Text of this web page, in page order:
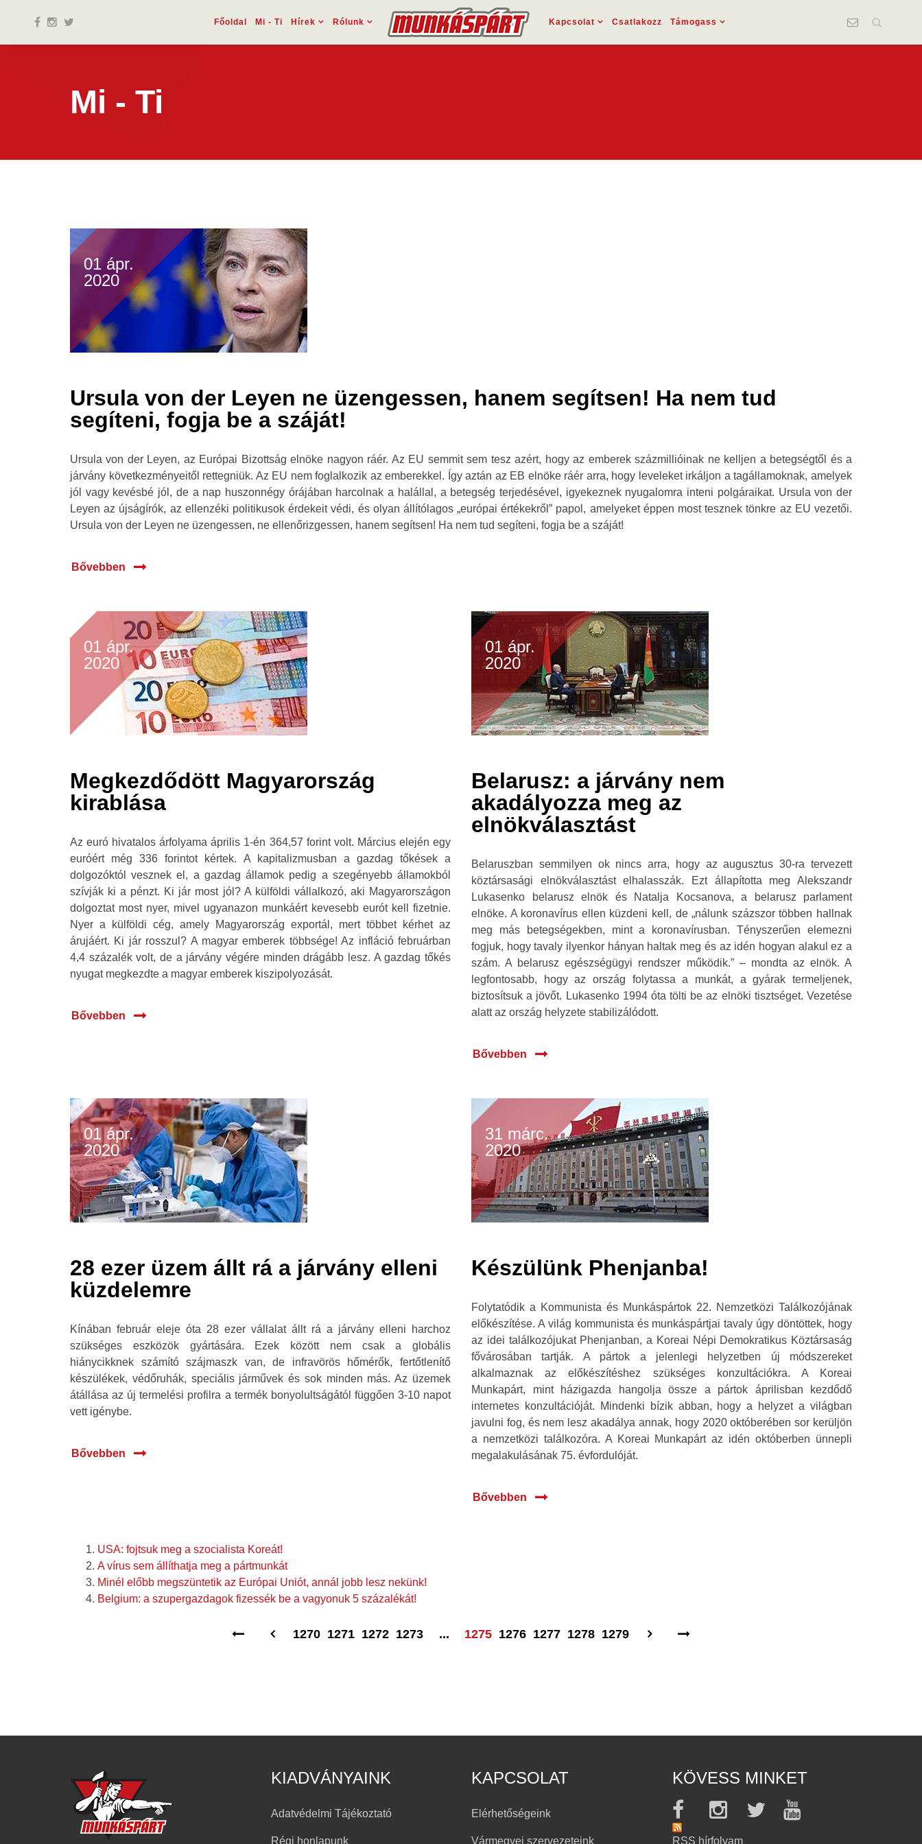
Főoldal Mi - Ti Hírek Rólunk Kapcsolat Csatlakozz Támogass
Mi - Ti
01 ápr.
2020
Ursula von der Leyen ne üzengessen, hanem segítsen! Ha nem tud
segíteni, fogja be a száját!
Ursula von der Leyen, az Európai Bizottság elnöke nagyon ráér. Az EU semmit sem tesz azért, hogy az emberek százmillióinak ne kelljen a betegségtől és a
járvány következményeitől rettegniük. Az EU nem foglalkozik az emberekkel. Így aztán az EB elnöke ráér arra, hogy leveleket irkáljon a tagállamoknak, amelyek
jól vagy kevésbé jól, de a nap huszonnégy órájában harcolnak a halállal, a betegség terjedésével, igyekeznek nyugalomra inteni polgáraikat. Ursula von der
Leyen az újságírók, az ellenzéki politikusok érdekeit védi, és olyan állítólagos „európai értékekről” papol, amelyeket éppen most tesznek tönkre az EU vezetői.
Ursula von der Leyen ne üzengessen, ne ellenőrizgessen, hanem segítsen! Ha nem tud segíteni, fogja be a száját!
Bővebben
01 ápr.
2020
Megkezdődött Magyarország
kirablása
Az euró hivatalos árfolyama április 1-én 364,57 forint volt. Március elején egy
euróért még 336 forintot kértek. A kapitalizmusban a gazdag tőkések a
dolgozóktól vesznek el, a gazdag államok pedig a szegényebb államokból
szívják ki a pénzt. Ki jár most jól? A külföldi vállalkozó, aki Magyarországon
dolgoztat most nyer, mivel ugyanazon munkáért kevesebb eurót kell fizetnie.
Nyer a külföldi cég, amely Magyarország exportál, mert többet kérhet az
árujáért. Ki jár rosszul? A magyar emberek többsége! Az infláció februárban
4,4 százalék volt, de a járvány végére minden drágább lesz. A gazdag tőkés
nyugat megkezdte a magyar emberek kiszipolyozását.
Bővebben
01 ápr.
2020
Belarusz: a járvány nem
akadályozza meg az
elnökválasztást
Belaruszban semmilyen ok nincs arra, hogy az augusztus 30-ra tervezett
köztársasági elnökválasztást elhalasszák. Ezt állapította meg Alekszandr
Lukasenko belarusz elnök és Natalja Kocsanova, a belarusz parlament
elnöke. A koronavírus ellen küzdeni kell, de „nálunk százszor többen hallnak
meg más betegségekben, mint a koronavírusban. Tényszerűen elemezni
fogjuk, hogy tavaly ilyenkor hányan haltak meg és az idén hogyan alakul ez a
szám. A belarusz egészségügyi rendszer működik.” – mondta az elnök. A
legfontosabb, hogy az ország folytassa a munkát, a gyárak termeljenek,
biztosítsuk a jövőt. Lukasenko 1994 óta tölti be az elnöki tisztséget. Vezetése
alatt az ország helyzete stabilizálódott.
Bővebben
01 ápr.
2020
28 ezer üzem állt rá a járvány elleni
küzdelemre
Kínában február eleje óta 28 ezer vállalat állt rá a járvány elleni harchoz
szükséges eszközök gyártására. Ezek között nem csak a globális
hiánycikknek számító szájmaszk van, de infravörös hőmérők, fertőtlenítő
készülékek, védőruhák, speciális járművek és sok minden más. Az üzemek
átállása az új termelési profilra a termék bonyolultságától függően 3-10 napot
vett igénybe.
Bővebben
31 márc.
2020
Készülünk Phenjanba!
Folytatódik a Kommunista és Munkáspártok 22. Nemzetközi Találkozójának
előkészítése. A világ kommunista és munkáspártjai tavaly úgy döntöttek, hogy
az idei találkozójukat Phenjanban, a Koreai Népi Demokratikus Köztársaság
fővárosában tartják. A pártok a jelenlegi helyzetben új módszereket
alkalmaznak az előkészítéshez szükséges konzultációkra. A Koreai
Munkapárt, mint házigazda hangolja össze a pártok áprilisban kezdődő
internetes konzultációját. Mindenki bízik abban, hogy a helyzet a világban
javulni fog, és nem lesz akadálya annak, hogy 2020 októberében sor kerüljön
a nemzetközi találkozóra. A Koreai Munkapárt az idén októberben ünnepli
megalakulásának 75. évfordulóját.
Bővebben
USA: fojtsuk meg a szocialista Koreát!
A vírus sem állíthatja meg a pártmunkát
Minél előbb megszüntetik az Európai Uniót, annál jobb lesz nekünk!
Belgium: a szupergazdagok fizessék be a vagyonuk 5 százalékát!
1270 1271 1272 1273 ... 1275 1276 1277 1278 1279
KIADVÁNYAINK
Adatvédelmi Tájékoztató
Régi honlapunk
KAPCSOLAT
Elérhetőségeink
Vármegyei szervezeteink
KÖVESS MINKET
RSS hírfolyam